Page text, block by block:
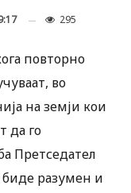
295
повторно
во
на земји кои
да го
Претседател
биде разумен и